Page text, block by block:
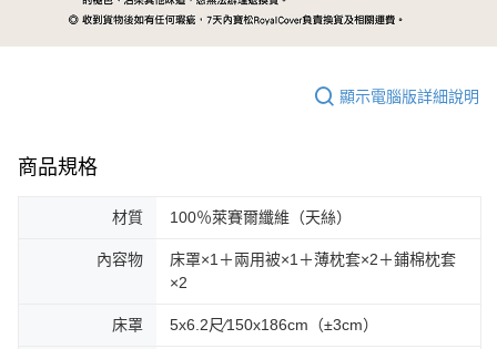
顯示電腦版詳細說明
商品規格
材質 100％萊賽爾纖維（天絲）
內容物
床罩×1＋兩用被×1＋薄枕套×2＋鋪棉枕套
×2
床罩 5x6.2尺∕150x186cm（±3cm）